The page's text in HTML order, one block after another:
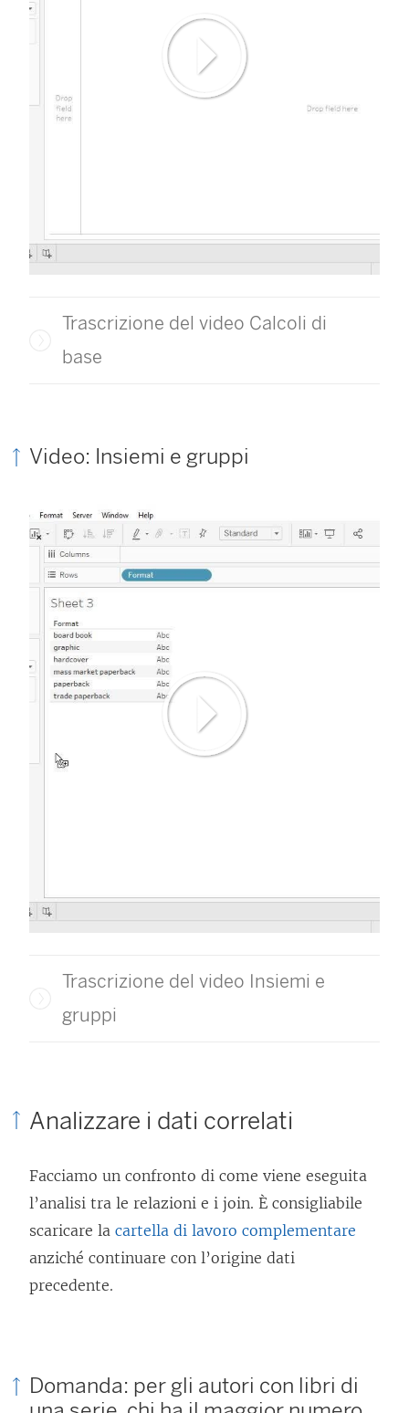
Trascrizione del video Calcoli di
base
Video: Insiemi e gruppi
Trascrizione del video Insiemi e
gruppi
Analizzare i dati correlati
Facciamo un confronto di come viene eseguita
l’analisi tra le relazioni e i join. È consigliabile
scaricare la cartella di lavoro complementare
anziché continuare con l’origine dati
precedente.
Domanda: per gli autori con libri di